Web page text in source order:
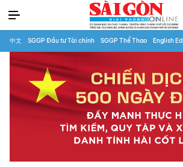
中文 SGGP Đầu tư Tài chính SGGP Thể Thao English